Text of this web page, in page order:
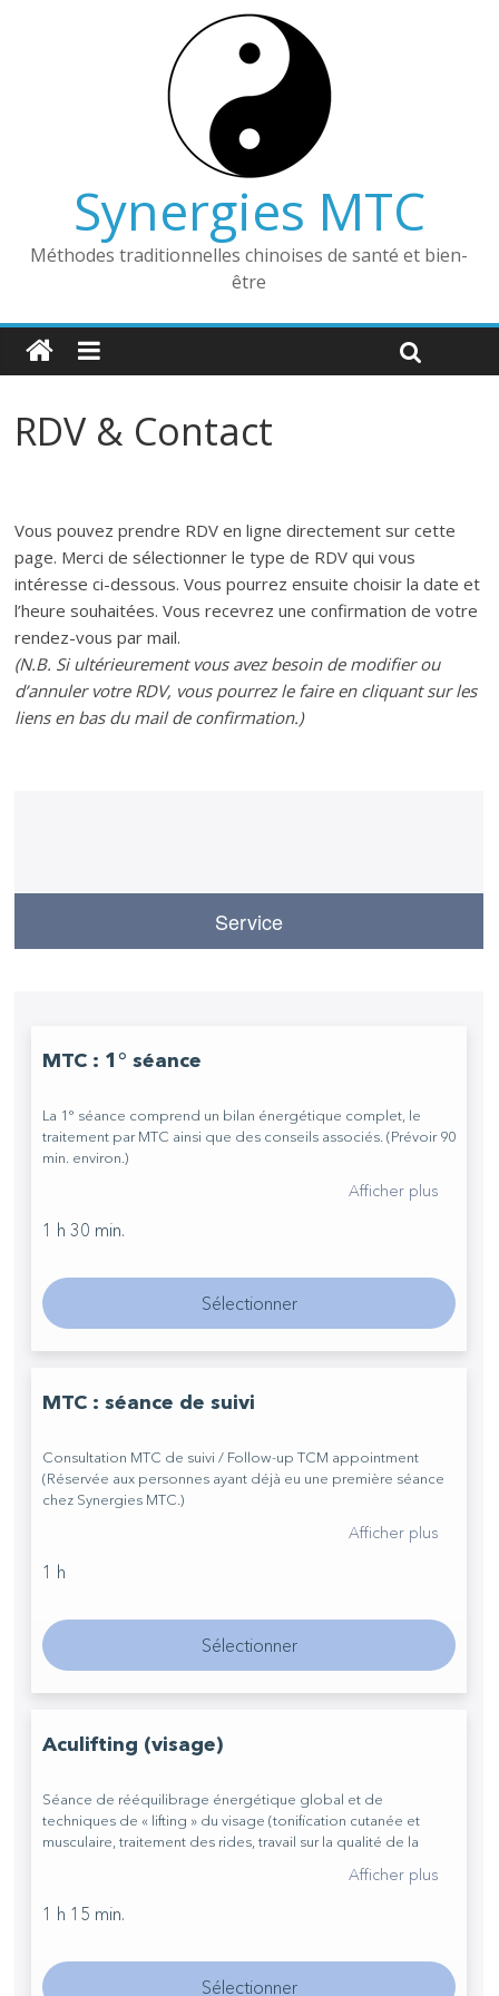
Synergies MTC
Méthodes traditionnelles chinoises de santé et bien-
être
RDV & Contact
Vous pouvez prendre RDV en ligne directement sur cette
page. Merci de sélectionner le type de RDV qui vous
intéresse ci-dessous. Vous pourrez ensuite choisir la date et
l’heure souhaitées. Vous recevrez une confirmation de votre
rendez-vous par mail.
(N.B. Si ultérieurement vous avez besoin de modifier ou
d’annuler votre RDV, vous pourrez le faire en cliquant sur les
liens en bas du mail de confirmation.)